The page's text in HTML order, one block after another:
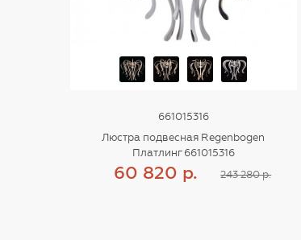
661015316
Люстра подвесная Regenbogen
Платлинг 661015316
60 820 р.
243 280 р.